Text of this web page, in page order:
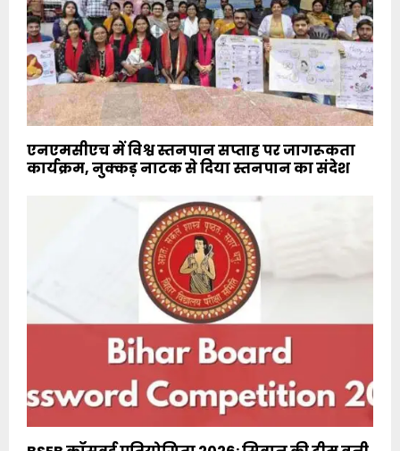
एनएमसीएच में विश्व स्तनपान सप्ताह पर जागरूकता
कार्यक्रम, नुक्कड़ नाटक से दिया स्तनपान का संदेश